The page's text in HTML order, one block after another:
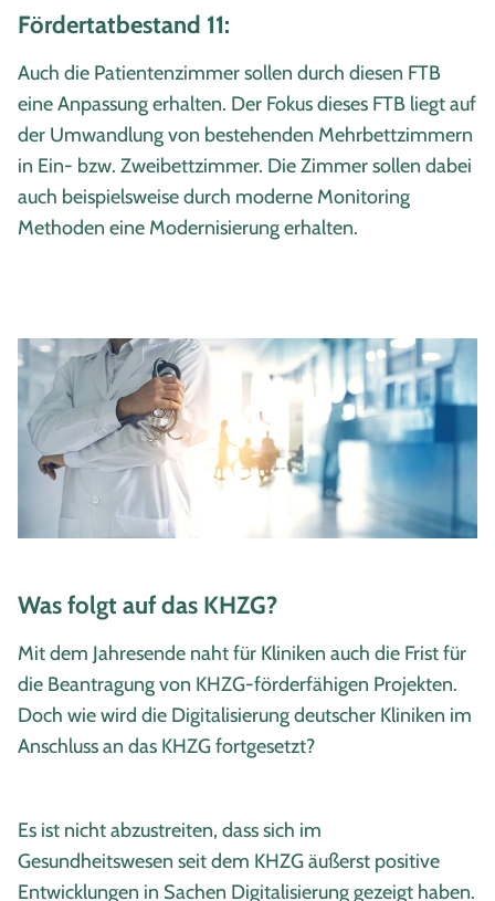
Fördertatbestand 11:
Auch die Patientenzimmer sollen durch diesen FTB
eine Anpassung erhalten. Der Fokus dieses FTB liegt auf
der Umwandlung von bestehenden Mehrbettzimmern
in Ein- bzw. Zweibettzimmer. Die Zimmer sollen dabei
auch beispielsweise durch moderne Monitoring
Methoden eine Modernisierung erhalten.
Was folgt auf das KHZG?
Mit dem Jahresende naht für Kliniken auch die Frist für
die Beantragung von KHZG-förderfähigen Projekten.
Doch wie wird die Digitalisierung deutscher Kliniken im
Anschluss an das KHZG fortgesetzt?
Es ist nicht abzustreiten, dass sich im
Gesundheitswesen seit dem KHZG äußerst positive
Entwicklungen in Sachen Digitalisierung gezeigt haben.